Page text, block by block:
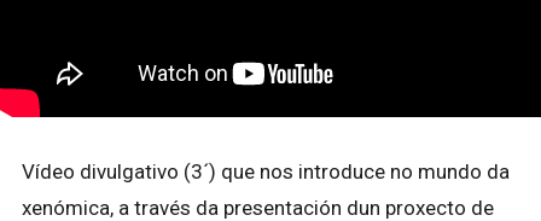
Vídeo divulgativo (3´) que nos introduce no mundo da
xenómica, a través da presentación dun proxecto de